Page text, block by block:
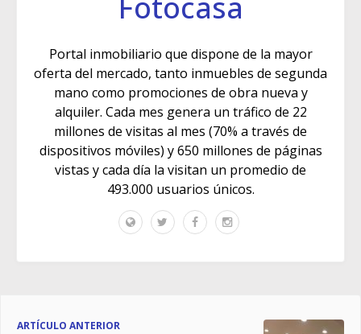
Portal inmobiliario que dispone de la mayor
oferta del mercado, tanto inmuebles de segunda
mano como promociones de obra nueva y
alquiler. Cada mes genera un tráfico de 22
millones de visitas al mes (70% a través de
dispositivos móviles) y 650 millones de páginas
vistas y cada día la visitan un promedio de
493.000 usuarios únicos.
ARTÍCULO ANTERIOR